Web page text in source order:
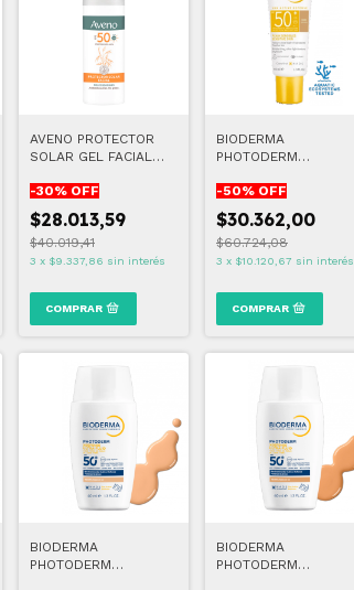
AVENO PROTECTOR
SOLAR GEL FACIAL
-30% OFF
$28.013,59
$40.019,41
3 x $9.337,86 sin interés
BIODERMA
PHOTODERM
TINTA DORADA
-50% OFF
$30.362,00
$60.724,08
3 x $10.120,67 sin interés
BIODERMA
PHOTODERM
BIODERMA
PHOTODERM